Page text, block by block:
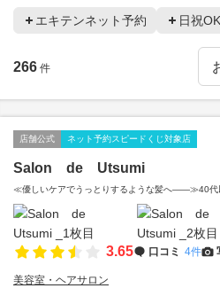
エキテンネット予約 日祝OK
266 件
店舗公式 ネット予約スピードくじ対象店
Salon de Utsumi
≪優しいケアでうっとりするような髪へ――≫40代
3.65 口コミ 4件
美容室・ヘアサロン